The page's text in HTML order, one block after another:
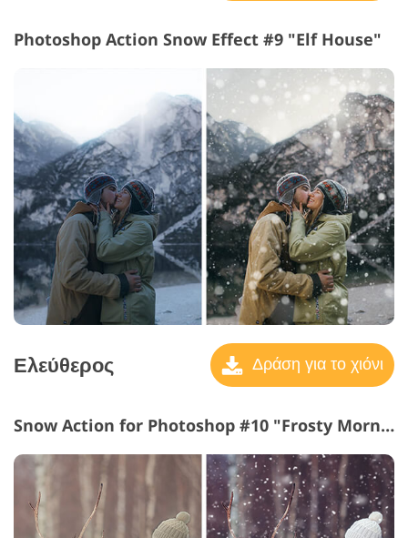
Photoshop Action Snow Effect #9 "Elf House"
Ελεύθερος Δράση για το χιόνι
Snow Action for Photoshop #10 "Frosty Morning"